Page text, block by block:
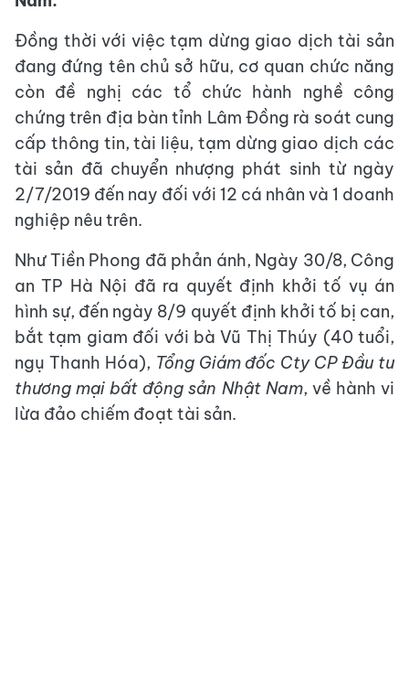
Đồng thời với việc tạm dừng giao dịch tài sản
đang đứng tên chủ sở hữu, cơ quan chức năng
còn đề nghị các tổ chức hành nghề công
chứng trên địa bàn tỉnh Lâm Đồng rà soát cung
cấp thông tin, tài liệu, tạm dừng giao dịch các
tài sản đã chuyển nhượng phát sinh từ ngày
2/7/2019 đến nay đối với 12 cá nhân và 1 doanh
nghiệp nêu trên.
Như Tiền Phong đã phản ánh, Ngày 30/8, Công
an TP Hà Nội đã ra quyết định khởi tố vụ án
hình sự, đến ngày 8/9 quyết định khởi tố bị can,
bắt tạm giam đối với bà Vũ Thị Thúy (40 tuổi,
ngụ Thanh Hóa), Tổng Giám đốc Cty CP Đầu tư
thương mại bất động sản Nhật Nam, về hành vi
lừa đảo chiếm đoạt tài sản.